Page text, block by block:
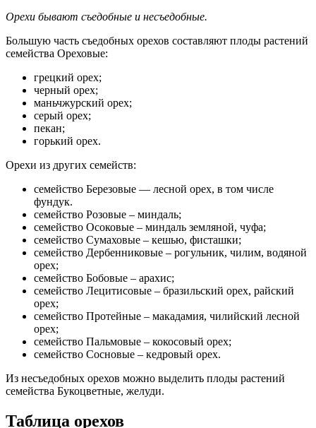
Орехи бывают съедобные и несъедобные.
Большую часть съедобных орехов составляют плоды растений
семейства Ореховые:
грецкий орех;
черный орех;
маньчжурский орех;
серый орех;
пекан;
горький орех.
Орехи из других семейств:
семейство Березовые — лесной орех, в том числе
фундук.
семейство Розовые – миндаль;
семейство Осоковые – миндаль земляной, чуфа;
семейство Сумаховые – кешью, фисташки;
семейство Дербенниковые – рогульник, чилим, водяной
орех;
семейство Бобовые – арахис;
семейство Лецитисовые – бразильский орех, райский
орех;
семейство Протейные – макадамия, чилийский лесной
орех;
семейство Пальмовые – кокосовый орех;
семейство Сосновые – кедровый орех.
Из несъедобных орехов можно выделить плоды растений
семейства Букоцветные, желуди.
Таблица орехов